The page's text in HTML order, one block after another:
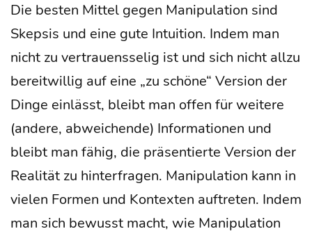
ohne
Selbst­
re­
fle­
xi­
on
und
Ver­
gleichs­
grund­
Die bes­ten Mit­tel gegen Mani­pu­la­ti­on sind
Skep­sis und eine gute Intui­ti­on. Indem man
nicht zu ver­trau­ens­se­lig ist und sich nicht all­zu
bereit­wil­lig auf eine „zu schö­ne“ Ver­si­on der
Din­ge ein­lässt, bleibt man offen für wei­te­re
(ande­re, abwei­chen­de) Infor­ma­tio­nen und
bleibt man fähig, die prä­sen­tier­te Ver­si­on der
Rea­li­tät zu hin­ter­fra­gen. Mani­pu­la­ti­on kann in
vie­len For­men und Kon­tex­ten auf­tre­ten. Indem
man sich bewusst macht, wie Mani­pu­la­ti­on